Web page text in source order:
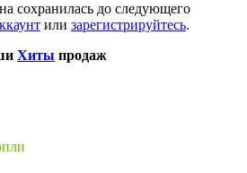
сохранилась до следующего
или зарегистрируйтесь.
Хиты продаж